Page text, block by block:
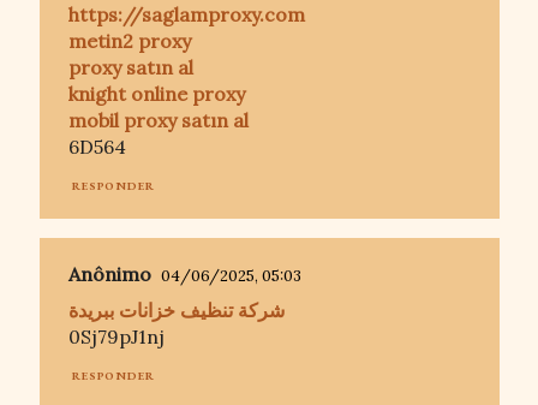
https://saglamproxy.com
metin2 proxy
proxy satın al
knight online proxy
mobil proxy satın al
6D564
RESPONDER
Anônimo 04/06/2025, 05:03
شركة تنظيف خزانات ببريدة
0Sj79pJ1nj
RESPONDER